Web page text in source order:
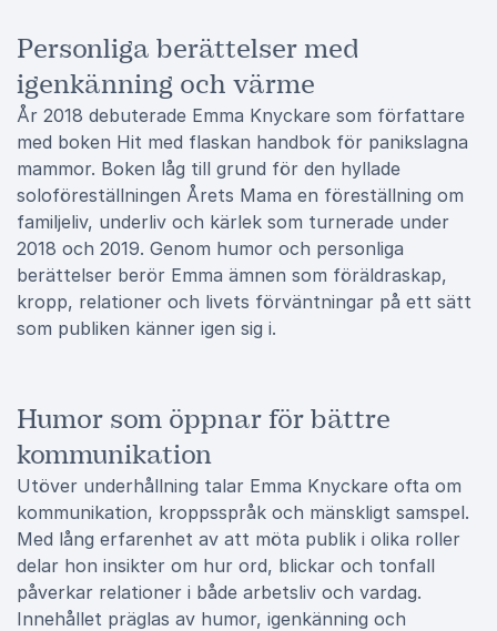
Personliga berättelser med
igenkänning och värme
År 2018 debuterade Emma Knyckare som författare
med boken Hit med flaskan handbok för panikslagna
mammor. Boken låg till grund för den hyllade
soloföreställningen Årets Mama en föreställning om
familjeliv, underliv och kärlek som turnerade under
2018 och 2019. Genom humor och personliga
berättelser berör Emma ämnen som föräldraskap,
kropp, relationer och livets förväntningar på ett sätt
som publiken känner igen sig i.
Humor som öppnar för bättre
kommunikation
Utöver underhållning talar Emma Knyckare ofta om
kommunikation, kroppsspråk och mänskligt samspel.
Med lång erfarenhet av att möta publik i olika roller
delar hon insikter om hur ord, blickar och tonfall
påverkar relationer i både arbetsliv och vardag.
Innehållet präglas av humor, igenkänning och